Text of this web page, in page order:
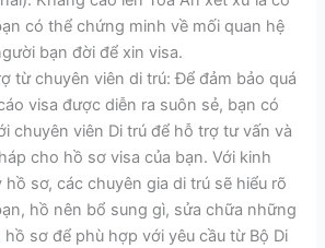
có thể chứng minh về mối quan hệ
bạn đời để xin visa.
từ chuyên viên di trú: Để đảm bảo quá
visa được diễn ra suôn sẻ, bạn có
chuyên viên Di trú để hỗ trợ tư vấn và
cho hồ sơ visa của bạn. Với kinh
hồ sơ, các chuyên gia di trú sẽ hiểu rõ
hồ nên bổ sung gì, sửa chữa những
sơ để phù hợp với yêu cầu từ Bộ Di